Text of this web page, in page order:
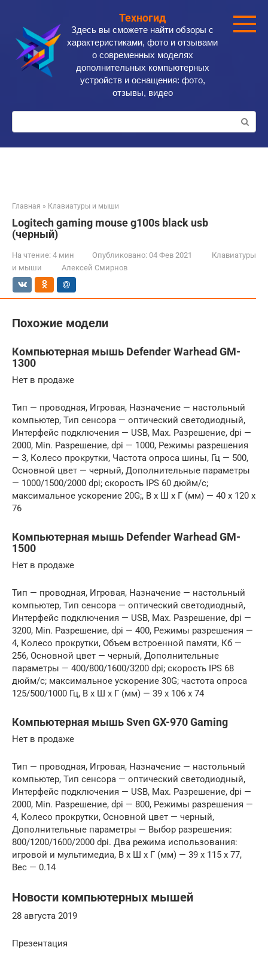
контенту
Техногид
Здесь вы сможете найти обзоры с
характеристиками, фото и отзывами
о современных моделях
дополнительных компьютерных
устройств и оснащения: фото,
отзывы, видео
Поиск:
Главная » Клавиатуры и мыши
Logitech gaming mouse g100s black usb
(черный)
На чтение: 4 мин Опубликовано: 04 Фев 2021
Клавиатуры
и мыши
Алексей Смирнов
Похожие модели
Компьютерная мышь Defender Warhead GM-
1300
Нет в продаже
Тип — проводная, Игровая, Назначение — настольный
компьютер, Тип сенсора — оптический светодиодный,
Интерфейс подключения — USB, Max. Разрешение, dpi —
2000, Min. Разрешение, dpi — 1000, Режимы разрешения
— 3, Колесо прокрутки, Частота опроса шины, Гц — 500,
Основной цвет — черный, Дополнительные параметры
— 1000/1500/2000 dpi; скорость IPS 60 дюйм/с;
максимальное ускорение 20G;, В x Ш x Г (мм) — 40 x 120 x
76
Компьютерная мышь Defender Warhead GM-
1500
Нет в продаже
Тип — проводная, Игровая, Назначение — настольный
компьютер, Тип сенсора — оптический светодиодный,
Интерфейс подключения — USB, Max. Разрешение, dpi —
3200, Min. Разрешение, dpi — 400, Режимы разрешения —
4, Колесо прокрутки, Объем встроенной памяти, Кб —
256, Основной цвет — черный, Дополнительные
параметры — 400/800/1600/3200 dpi; скорость IPS 68
дюйм/с; максимальное ускорение 30G; частота опроса
125/500/1000 Гц, В x Ш x Г (мм) — 39 x 106 x 74
Компьютерная мышь Sven GX-970 Gaming
Нет в продаже
Тип — проводная, Игровая, Назначение — настольный
компьютер, Тип сенсора — оптический светодиодный,
Интерфейс подключения — USB, Max. Разрешение, dpi —
2000, Min. Разрешение, dpi — 800, Режимы разрешения —
4, Колесо прокрутки, Основной цвет — черный,
Дополнительные параметры — Выбор разрешения:
800/1200/1600/2000 dpi. Два режима использования:
игровой и мультимедиа, В x Ш x Г (мм) — 39 x 115 x 77,
Вес — 0.14
Новости компьютерных мышей
28 августа 2019
Презентация